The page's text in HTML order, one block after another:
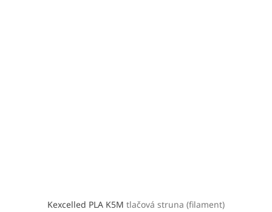
Kexcelled PLA K5M tlačová struna (filament)